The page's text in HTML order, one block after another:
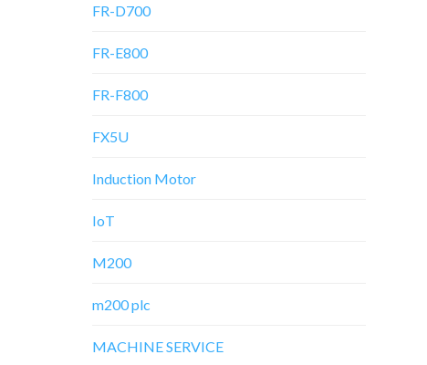
FR-D700
FR-E800
FR-F800
FX5U
Induction Motor
IoT
M200
m200 plc
MACHINE SERVICE